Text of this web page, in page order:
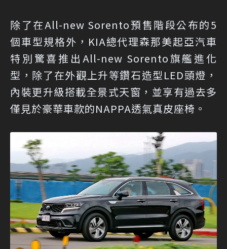
除了在All-new Sorento預售階段公布的5
個車型規格外，KIA總代理森那美起亞汽車
特別驚喜推出All-new Sorento旗艦進化
型，除了在外觀上升等鑽石造型LED頭燈，
內裝更升級搭載全景式天窗，並享有過去多
僅見於豪華車款的NAPPA透氣真皮座椅。